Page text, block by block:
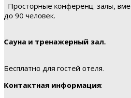
Просторные конференц-залы,
до 90 человек.
Сауна и тренажерный зал.
Бесплатно для гостей отеля.
Контактная информация: